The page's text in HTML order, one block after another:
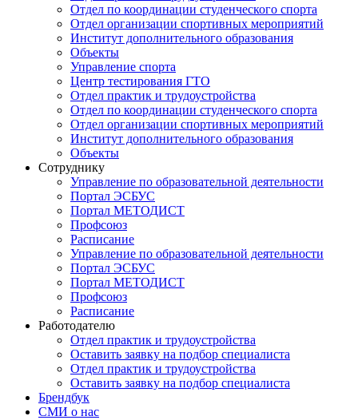
Отдел по координации студенческого спорта
Отдел организации спортивных мероприятий
Институт дополнительного образования
Объекты
Управление спорта
Центр тестирования ГТО
Отдел практик и трудоустройства
Отдел по координации студенческого спорта
Отдел организации спортивных мероприятий
Институт дополнительного образования
Объекты
Сотруднику
Управление по образовательной деятельности
Портал ЭСБУС
Портал МЕТОДИСТ
Профсоюз
Расписание
Управление по образовательной деятельности
Портал ЭСБУС
Портал МЕТОДИСТ
Профсоюз
Расписание
Работодателю
Отдел практик и трудоустройства
Оставить заявку на подбор специалиста
Отдел практик и трудоустройства
Оставить заявку на подбор специалиста
Брендбук
СМИ о нас